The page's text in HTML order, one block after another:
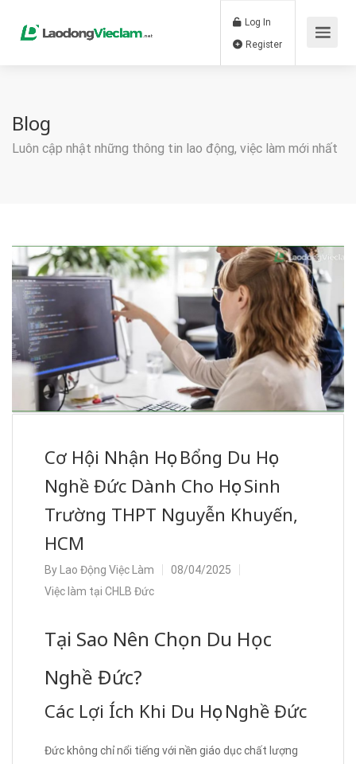
Log In
Blog
Luôn cập nhật những thông tin lao động, việc làm mới nhất
Cơ Hội Nhận Học Bổng Du Học
Nghề Đức Dành Cho Học Sinh
Trường THPT Nguyễn Khuyến,
HCM
By Lao Động Việc Làm
08/04/2025
Việc làm tại CHLB Đức
Tại Sao Nên Chọn Du Học
Nghề Đức?
Các Lợi Ích Khi Du Học Nghề Đức
Đức không chỉ nổi tiếng với nền giáo dục chất lượng